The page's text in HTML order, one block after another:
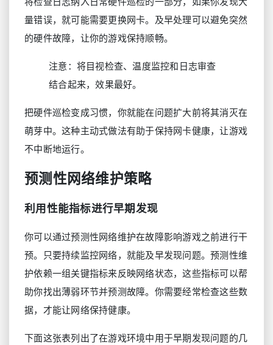
量错误，就可能需要更换网卡。及早处理可以避免突然
的硬件故障，让你的游戏保持顺畅。
注意：将目视检查、温度监控和日志审查
结合起来，效果最好。
把硬件巡检变成习惯，你就能在问题扩大前将其消灭在
萌芽中。这种主动式做法有助于保持网卡健康，让游戏
不中断地运行。
预测性网络维护策略
利用性能指标进行早期发现
你可以通过预测性网络维护在故障影响游戏之前进行干
预。只要持续监控网络，就能及早发现问题。预测性维
护依赖一组关键指标来反映网络状态，这些指标可以帮
助你找出薄弱环节并预测故障。你需要经常检查这些数
据，才能让网络保持健康。
下面这张表列出了在游戏环境中用于早期发现问题的几